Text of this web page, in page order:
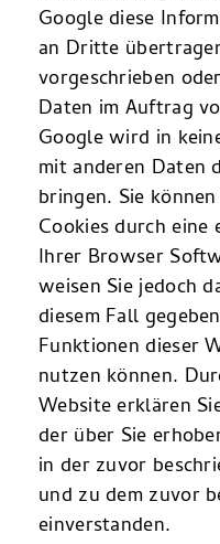
Google diese
an Dritte
vorgeschrieben
Daten im Auftrag
Google wird in
mit anderen Daten
bringen. Sie
Cookies durch eine
Ihrer Browser
weisen Sie jedoch
diesem Fall
Funktionen dieser
nutzen können.
Website erklären
der über Sie
in der zuvor
und zu dem zuvor
einverstanden.